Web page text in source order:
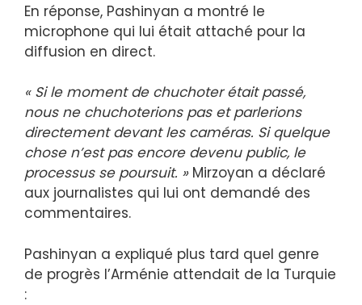
En réponse, Pashinyan a montré le
microphone qui lui était attaché pour la
diffusion en direct.
« Si le moment de chuchoter était passé,
nous ne chuchoterions pas et parlerions
directement devant les caméras. Si quelque
chose n’est pas encore devenu public, le
processus se poursuit. »Mirzoyan a déclaré
aux journalistes qui lui ont demandé des
commentaires.
Pashinyan a expliqué plus tard quel genre
de progrès l’Arménie attendait de la Turquie
: